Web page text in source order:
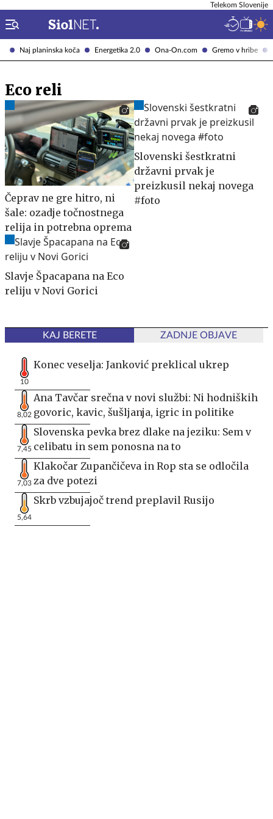
Naj planinska koča Energetika 2.0 Ona-On.com Gremo v hribe
Telekom Slovenije
Eco reli
Čeprav ne gre hitro, ni
šale: ozadje točnostnega
relija in potrebna oprema
Slovenski šestkratni
državni prvak je
preizkusil nekaj novega
#foto
Slavje Špacapana na Eco
reliju v Novi Gorici
KAJ BERETE ZADNJE OBJAVE
10
Konec veselja: Janković preklical ukrep
8,02
Ana Tavčar srečna v novi službi: Ni hodniških
govoric, kavic, šušljanja, igric in politike
7,45
Slovenska pevka brez dlake na jeziku: Sem v
celibatu in sem ponosna na to
7,03
Klakočar Zupančičeva in Rop sta se odločila
za dve potezi
5,64
Skrb vzbujajoč trend preplavil Rusijo